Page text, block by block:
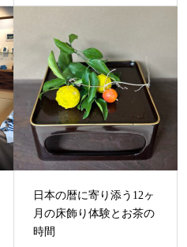
日本の暦に寄り添う12ヶ
月の床飾り体験とお茶の
時間